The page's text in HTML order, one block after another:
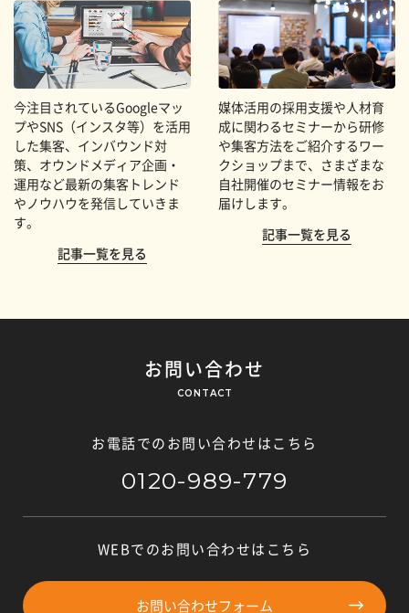
今注目されているGoogleマッ
プやSNS（インスタ等）を活用
した集客、インバウンド対
策、オウンドメディア企画・
運用など最新の集客トレンド
やノウハウを発信していきま
す。
記事一覧を見る
媒体活用の採用支援や人材育
成に関わるセミナーから研修
や集客方法をご紹介するワー
クショップまで、さまざまな
自社開催のセミナー情報をお
届けします。
記事一覧を見る
お問い合わせ
CONTACT
お電話でのお問い合わせはこちら
0120-989-779
WEBでのお問い合わせはこちら
お問い合わせフォーム